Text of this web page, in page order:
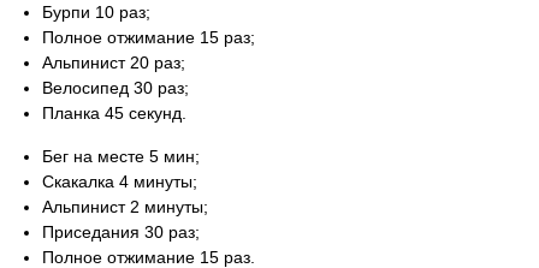
Бурпи 10 раз;
Полное отжимание 15 раз;
Альпинист 20 раз;
Велосипед 30 раз;
Планка 45 секунд.
Бег на месте 5 мин;
Скакалка 4 минуты;
Альпинист 2 минуты;
Приседания 30 раз;
Полное отжимание 15 раз.